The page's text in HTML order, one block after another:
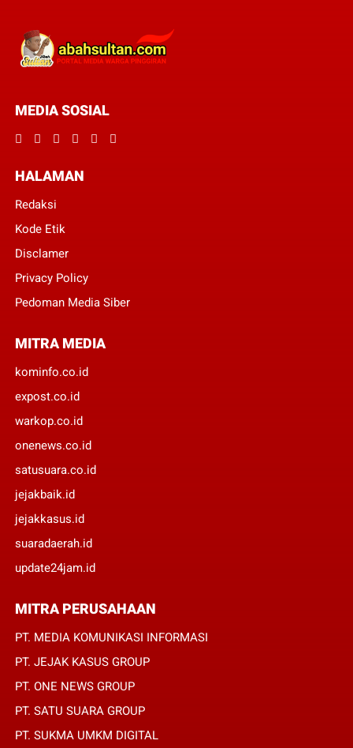
MEDIA SOSIAL
HALAMAN
Redaksi
Kode Etik
Disclamer
Privacy Policy
Pedoman Media Siber
MITRA MEDIA
kominfo.co.id
expost.co.id
warkop.co.id
onenews.co.id
satusuara.co.id
jejakbaik.id
jejakkasus.id
suaradaerah.id
update24jam.id
MITRA PERUSAHAAN
PT. MEDIA KOMUNIKASI INFORMASI
PT. JEJAK KASUS GROUP
PT. ONE NEWS GROUP
PT. SATU SUARA GROUP
PT. SUKMA UMKM DIGITAL